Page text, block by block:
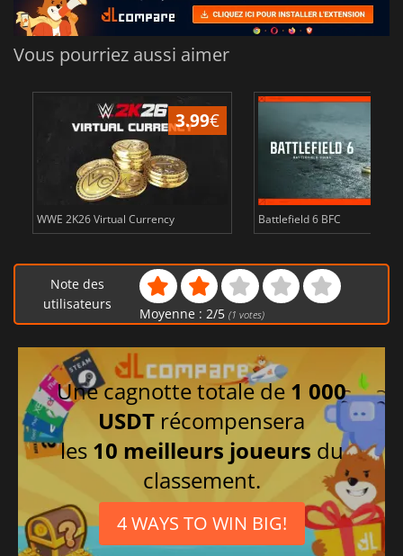
Vous pourriez aussi aimer
3.99€
WWE 2K26 Virtual Currency Battlefield 6 BFC
Note des
utilisateurs
Moyenne : 2/5 (1 votes)
Une cagnotte totale de 1 000
USDT récompensera
les 10 meilleurs joueurs du
classement.
4 WAYS TO WIN BIG!